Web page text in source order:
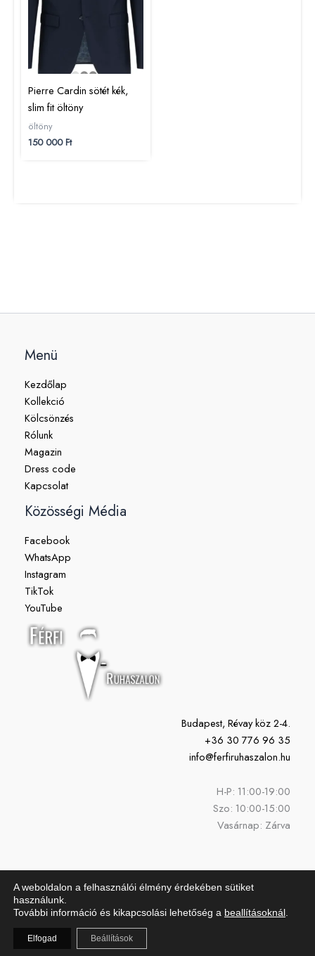
Pierre Cardin sötét kék,
slim fit öltöny
öltöny
150 000Ft
Menü
Kezdőlap
Kollekció
Kölcsönzés
Rólunk
Magazin
Dress code
Kapcsolat
Közösségi Média
Facebook
WhatsApp
Instagram
TikTok
YouTube
Budapest, Révay köz 2-4.
+36 30 776 96 35
info@ferfiruhaszalon.hu
H-P: 11:00-19:00
Szo: 10:00-15:00
Vasárnap: Zárva
Copyright © 2026 Férfi Ruhaszalon | Powered by Férfi Ruhaszalon
A weboldalon a felhasználói élmény érdekében sütiket
használunk.
További információ és kikapcsolási lehetőség a beallításoknál
Elfogad Beállítások